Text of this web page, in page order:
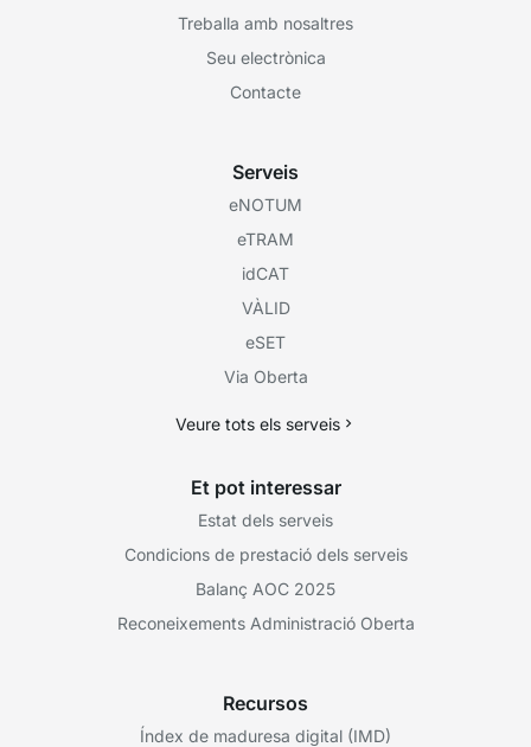
Treballa amb nosaltres
Seu electrònica
Contacte
Serveis
eNOTUM
eTRAM
idCAT
VÀLID
eSET
Via Oberta
Veure tots els serveis
Et pot interessar
Estat dels serveis
Condicions de prestació dels serveis
Balanç AOC 2025
Reconeixements Administració Oberta
Recursos
Índex de maduresa digital (IMD)